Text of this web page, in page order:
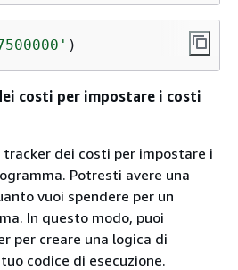
)
costi per impostare i costi
dei costi per impostare i
Potresti avere una
vuoi spendere per un
In questo modo, puoi
per creare una logica di
codice di esecuzione.